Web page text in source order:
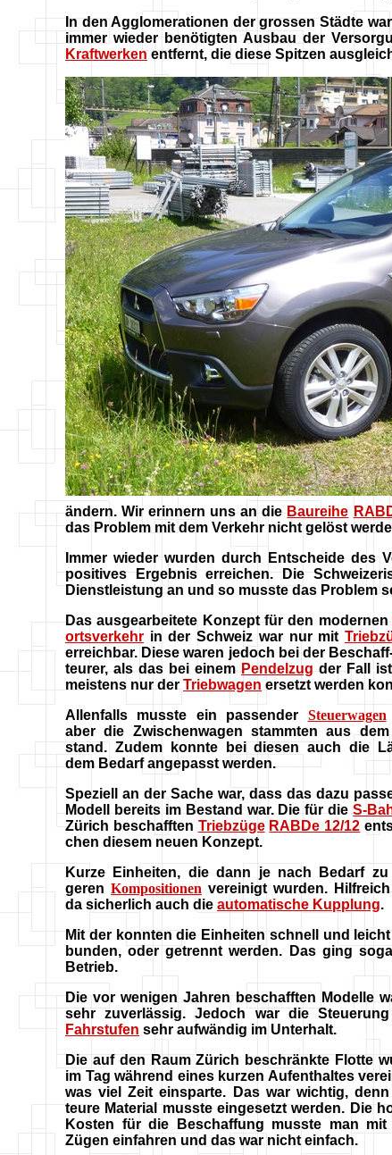
In den Agglomerationen der grossen Städte
immer wieder benötigten Ausbau der
Kraftwerken entfernt, die diese Spitzen
ändern. Wir erinnern uns an die Baureihe
das Problem mit dem Verkehr nicht gelöst
Immer wieder wurden durch Entscheide des
positives Ergebnis erreichen. Die
Dienstleistung an und so musste das Problem
Das ausgearbeitete Konzept für den modernen
ortsverkehr in der Schweiz war nur mit
erreichbar. Diese waren jedoch bei der
teurer, als das bei einem Pendelzug der Fall
meistens nur der Triebwagen ersetzt werden
Allenfalls musste ein passender Steuerwagen
aber die Zwischenwagen stammten aus
stand. Zudem konnte bei diesen auch die
dem Bedarf angepasst werden.
Speziell an der Sache war, dass das dazu
Modell bereits im Bestand war. Die für dieS-
Zürich beschafften Triebzüge RABDe 12/12
chen diesem neuen Konzept.
Kurze Einheiten, die dann je nach Bedarf zu
geren Kompositionen vereinigt wurden.
da sicherlich auch die automatische Kupplung.
Mit der konnten die Einheiten schnell und
bunden, oder getrennt werden. Das ging
Betrieb.
Die vor wenigen Jahren beschafften Modelle
sehr zuverlässig. Jedoch war die
Fahrstufen sehr aufwändig im Unterhalt.
Die auf den Raum Zürich beschränkte Flotte
im Tag während eines kurzen Aufenthaltes
was viel Zeit einsparte. Das war wichtig,
teure Material musste eingesetzt werden. Die
Kosten für die Beschaffung musste man mit
Zügen einfahren und das war nicht einfach.